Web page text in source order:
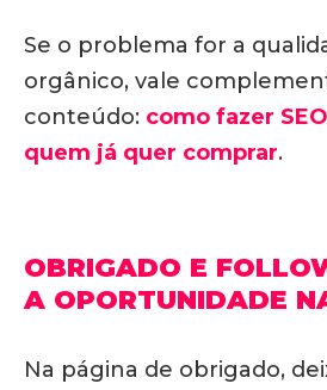
Se o problema for a
orgânico, vale
conteúdo: como fazer
quem já quer comprar.
OBRIGADO E
A OPORTUNIDADE
Na página de obrigado,